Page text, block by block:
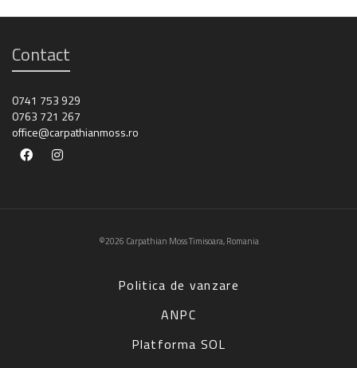
Contact
0741 753 929
0763 721 267
office@carpathianmoss.ro
©2026 Carpathian Moss Timisoara, Romania
Politica de vanzare
ANPC
Platforma SOL